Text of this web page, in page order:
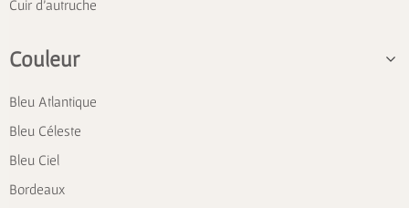
Cuir d'autruche
Couleur
Bleu Atlantique
Bleu Céleste
Bleu Ciel
Bordeaux